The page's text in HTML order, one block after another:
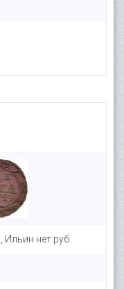
Ильин нет руб.